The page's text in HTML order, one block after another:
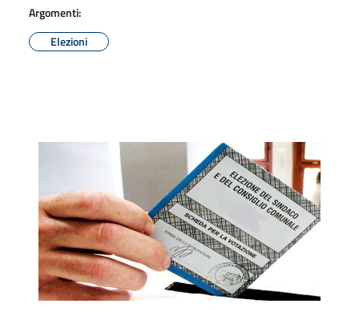
Argomenti:
Elezioni